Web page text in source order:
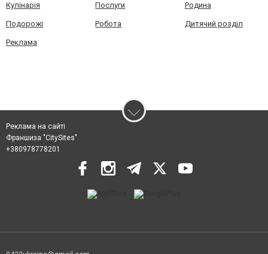
Кулінарія Послуги Родина
Подорожі Робота Дитячий розділ
Реклама
Реклама на сайті
Франшиза "CitySites"
+380978778201